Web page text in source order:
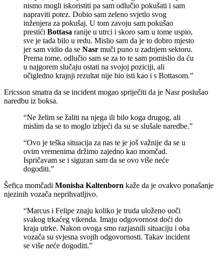
nismo mogli iskoristiti pa sam odlučio pokušati i sam
napraviti potez. Dobio sam zeleno svjetlo svog
inženjera za pokušaj. U tom zavoju sam pokušao
prestići Bottasa ranije u utrci i skoro sam u tome uspio,
sve je tada bilo u redu. Mislio sam da je to dobro mjesto
jer sam vidio da se Nasr muči puno u zadnjem sektoru.
Prema tome, odlučio sam se za to te sam pomislio da ću
u najgorem slučaju ostati na svojoj poziciji, ali
očigledno krajnji rezultat nije bio isti kao i s Bottasom.”
Ericsson smatra da se incident mogao spriječiti da je Nasr poslušao
naredbu iz boksa.
“Ne želim se žaliti na njega ili bilo koga drugog, ali
mislim da se to moglo izbjeći da su se slušale naredbe.”
“Ovo je teška situacija za nas te je još važnije da se u
ovim vremenima držimo zajedno kao momčad.
Ispričavam se i siguran sam da se ovo više neće
dogoditi.”
Šefica momčadi Monisha Kaltenborn kaže da je ovakvo ponašanje
njezinih vozača neprihvatljivo.
“Marcus i Felipe znaju koliko je truda uloženo uoči
svakog trkaćeg vikenda. Imaju odgovornost doći do
kraja utrke. Nakon ovoga smo razjasnili situaciju i oba
vozača su svjesna svojih odgovornosti. Takav incident
se više neće dogoditi.”